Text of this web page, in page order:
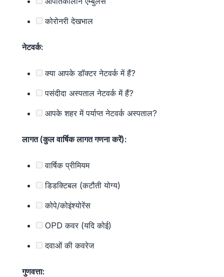
कोरोनरी देखभाल
नेटवर्क:
क्या आपके डॉक्टर नेटवर्क में हैं?
पसंदीदा अस्पताल नेटवर्क में हैं?
आपके शहर में पर्याप्त नेटवर्क अस्पताल?
लागत (कुल वार्षिक लागत गणना करें):
वार्षिक प्रीमियम
डिडक्टिबल (कटौती योग्य)
कोपे/कोइंश्योरेंस
OPD कवर (यदि कोई)
दवाओं की कवरेज
गुणवत्ता: